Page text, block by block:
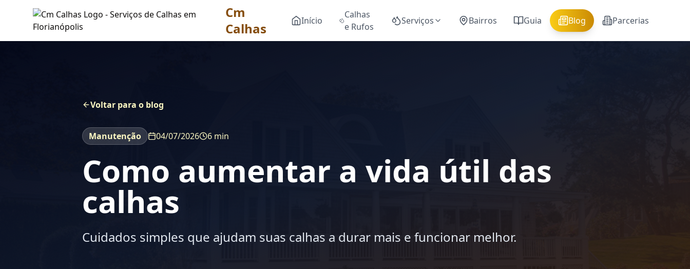
Cm
Calhas
Início
Calhas
e Rufos
Serviços Bairros Guia Blog Parcerias
Voltar para o blog
Manutenção 04/07/2026 6 min
Como aumentar a vida útil das
calhas
Cuidados simples que ajudam suas calhas a durar mais e funcionar melhor.